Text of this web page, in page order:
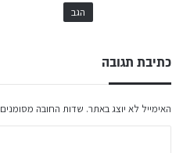
הגב
כתיבת תגובה
האימייל לא יוצג באתר. שדות החובה מסומנים